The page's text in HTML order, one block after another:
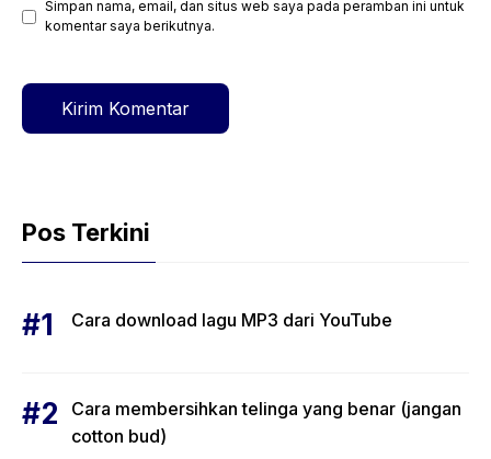
Situs
web
Simpan nama, email, dan situs web saya pada peramban ini untuk
komentar saya berikutnya.
Pos Terkini
Cara download lagu MP3 dari YouTube
Cara membersihkan telinga yang benar (jangan
cotton bud)